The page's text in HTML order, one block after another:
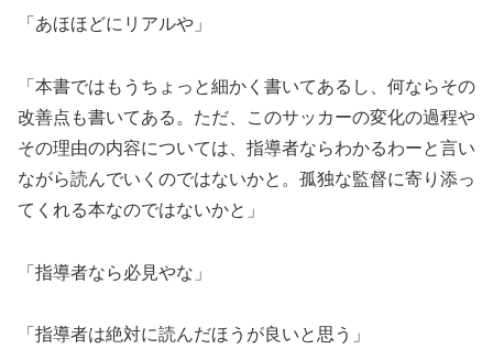
「あほほどにリアルや」
「本書ではもうちょっと細かく書いてあるし、何ならその
改善点も書いてある。ただ、このサッカーの変化の過程や
その理由の内容については、指導者ならわかるわーと言い
ながら読んでいくのではないかと。孤独な監督に寄り添っ
てくれる本なのではないかと」
「指導者なら必見やな」
「指導者は絶対に読んだほうが良いと思う」